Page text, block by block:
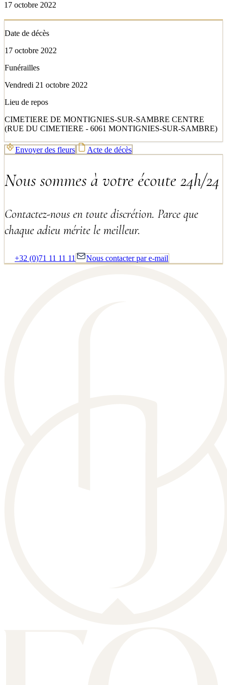
17 octobre 2022
Date de décès
17 octobre 2022
Funérailles
Vendredi 21 octobre 2022
Lieu de repos
CIMETIERE DE MONTIGNIES-SUR-SAMBRE CENTRE
(RUE DU CIMETIERE - 6061 MONTIGNIES-SUR-SAMBRE)
Envoyer des fleurs Acte de décès
Nous sommes à votre écoute 24h/24
Contactez-nous en toute discrétion. Parce que
chaque adieu mérite le meilleur.
+32 (0)71 11 11 11 Nous contacter par e-mail